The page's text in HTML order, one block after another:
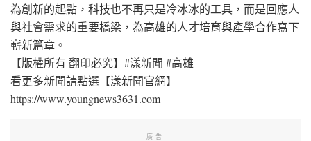
為創新的起點，科技也不再只是冷冰冰的工具，而是回應人
與社會需求的重要橋梁，為高雄的人才培育與產學合作寫下
嶄新篇章。
【版權所有 翻印必究】#漾新聞 #高雄
看更多新聞請點選【漾新聞官網】
https://www.youngnews3631.com⁠
廣告